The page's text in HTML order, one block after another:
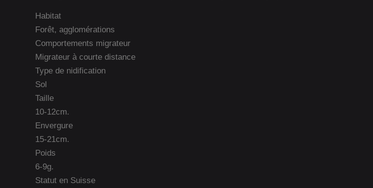
Habitat
Forêt, agglomérations
Comportements migrateur
Migrateur à courte distance
Type de nidification
Sol
Taille
10-12cm.
Envergure
15-21cm.
Poids
6-9g.
Statut en Suisse